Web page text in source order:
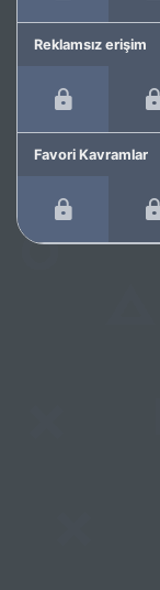
Reklamsız erişim
Favori Kavramlar